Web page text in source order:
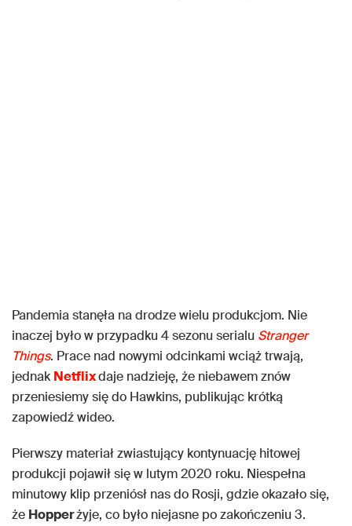
Pandemia stanęła na drodze wielu produkcjom. Nie
inaczej było w przypadku 4 sezonu serialu Stranger
Things. Prace nad nowymi odcinkami wciąż trwają,
jednakNetflixdaje nadzieję, że niebawem znów
przeniesiemy się do Hawkins, publikując krótką
zapowiedź wideo.
Pierwszy materiał zwiastujący kontynuację hitowej
produkcji pojawił się w lutym 2020 roku. Niespełna
minutowy klip przeniósł nas do Rosji, gdzie okazało się,
że Hopperżyje, co było niejasne po zakończeniu 3.